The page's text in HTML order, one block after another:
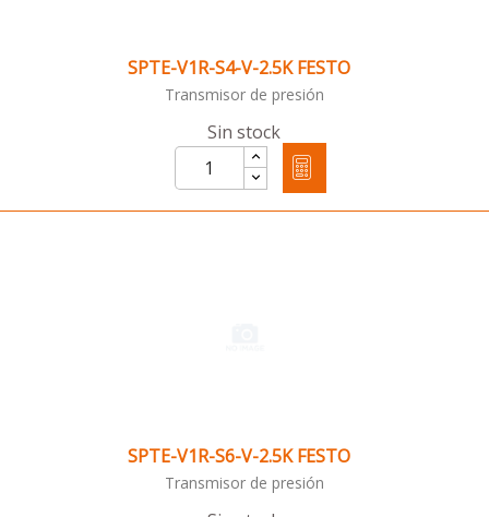
SPTE-V1R-S4-V-2.5K FESTO
Transmisor de presión
Sin stock
SPTE-V1R-S6-V-2.5K FESTO
Transmisor de presión